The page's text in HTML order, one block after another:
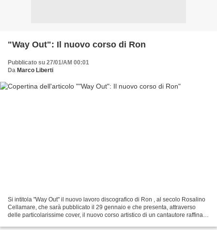
"Way Out": Il nuovo corso di Ron
Pubblicato su 27/01/AM 00:01
Da Marco Liberti
Si intitola "Way Out" il nuovo lavoro discografico di Ron , al secolo Rosalino
Cellamare, che sarà pubblicato il 29 gennaio e che presenta, attraverso
delle particolarissime cover, il nuovo corso artistico di un cantautore raffinato